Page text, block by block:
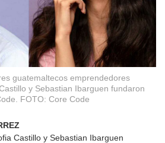
guatemaltecos emprendedores
y Sebastian Ibarguen fundaron
FOTO: Core Code
Castillo y Sebastian Ibarguen